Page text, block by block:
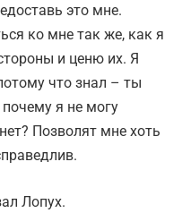
это мне.
ко мне так же, как я
и ценю их. Я
что знал – ты
я не могу
Позволят мне хоть
Лопух.